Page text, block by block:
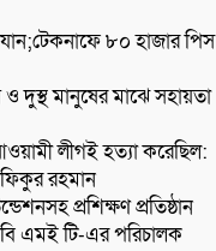
৮০ হাজার পিস
দুস্থ মানুষের মাঝে সহায়তা
লীগই হত্যা করেছিল:
রহমান
প্রশিক্ষণ প্রতিষ্ঠান
এমই টি-এর পরিচালক